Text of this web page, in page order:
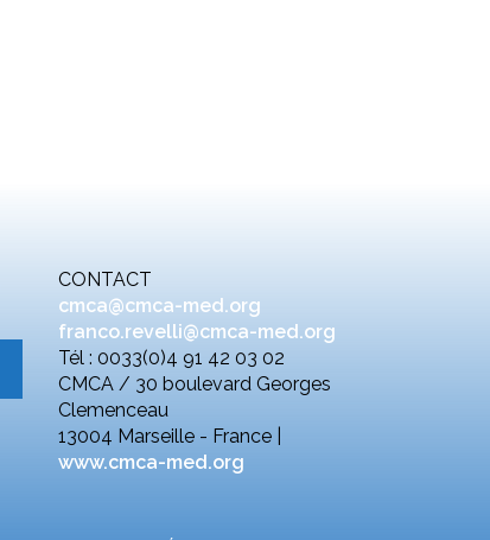
CONTACT
cmca@cmca-med.org
franco.revelli@cmca-med.org
Tél : 0033(0)4 91 42 03 02
CMCA / 30 boulevard Georges
Clemenceau
13004 Marseille - France |
www.cmca-med.org